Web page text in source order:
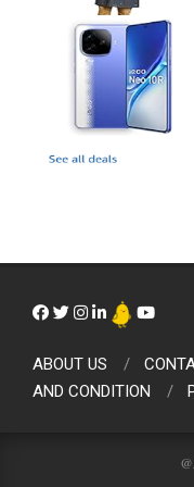
ABOUT US
AND CONDITION